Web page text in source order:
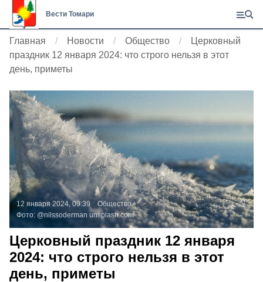
Вести Томари
Главная Новости Общество
Церковный
праздник 12 января 2024: что строго нельзя в этот
день, приметы
12 января 2024, 09:39
Общество
Фото: @nilssoderman unsplash.com
Церковный праздник 12 января
2024: что строго нельзя в этот
день, приметы